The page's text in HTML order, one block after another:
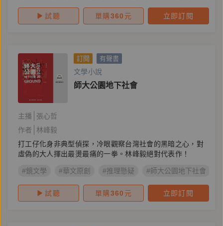
試聽 單購360 元 立即訂閱
訂閱 有聲書
文學小說
師大公園地下社會
主播
張心哲
作者
林峰毅
打工仔化身非典型偵探，冷眼觀察台灣社會的黑暗之心，對
虛偽的大人揮出最燙最痛的一拳。林峰毅絕對代表作！
#鏡文學 #華文原創 #推理懸疑 #師大公園地下社會
試聽 單購360 元 立即訂閱